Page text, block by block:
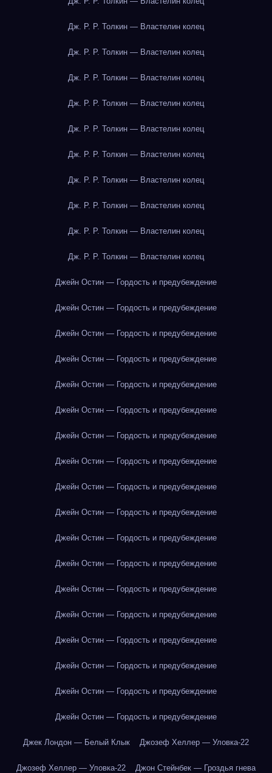
Дж. Р. Р. Толкин — Властелин колец
Дж. Р. Р. Толкин — Властелин колец
Дж. Р. Р. Толкин — Властелин колец
Дж. Р. Р. Толкин — Властелин колец
Дж. Р. Р. Толкин — Властелин колец
Дж. Р. Р. Толкин — Властелин колец
Дж. Р. Р. Толкин — Властелин колец
Дж. Р. Р. Толкин — Властелин колец
Дж. Р. Р. Толкин — Властелин колец
Дж. Р. Р. Толкин — Властелин колец
Джейн Остин — Гордость и предубеждение
Джейн Остин — Гордость и предубеждение
Джейн Остин — Гордость и предубеждение
Джейн Остин — Гордость и предубеждение
Джейн Остин — Гордость и предубеждение
Джейн Остин — Гордость и предубеждение
Джейн Остин — Гордость и предубеждение
Джейн Остин — Гордость и предубеждение
Джейн Остин — Гордость и предубеждение
Джейн Остин — Гордость и предубеждение
Джейн Остин — Гордость и предубеждение
Джейн Остин — Гордость и предубеждение
Джейн Остин — Гордость и предубеждение
Джейн Остин — Гордость и предубеждение
Джейн Остин — Гордость и предубеждение
Джейн Остин — Гордость и предубеждение
Джейн Остин — Гордость и предубеждение
Джейн Остин — Гордость и предубеждение
Джек Лондон — Белый Клык Джозеф Хеллер — Уловка-22
Джозеф Хеллер — Уловка-22 Джон Стейнбек — Гроздья гнева